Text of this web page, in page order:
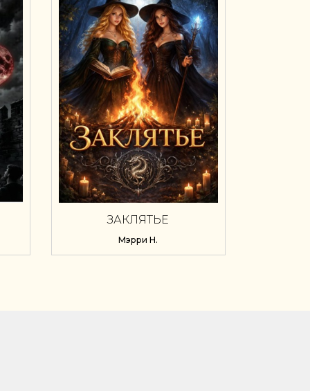
ЗАКЛЯТЬЕ
Мэрри Н.